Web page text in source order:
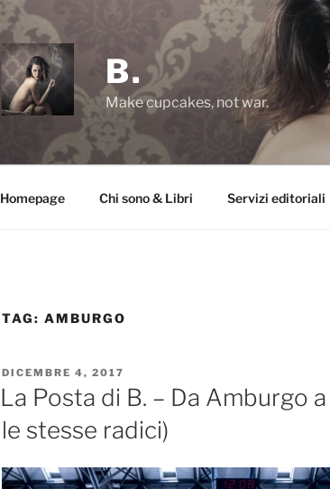
B.
Make cupcakes, not war.
Homepage Chi sono & Libri Servizi editoriali
TAG: AMBURGO
PUBBLICATO
IL
DICEMBRE 4, 2017
La Posta di B. – Da Amburgo
le stesse radici)